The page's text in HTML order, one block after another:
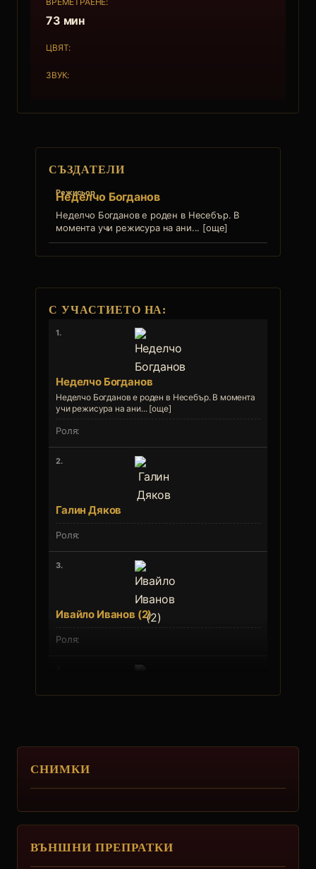
73 мин
ЦВЯТ:
ЗВУК:
СЪЗДАТЕЛИ
Режисьор
Неделчо Богданов
Неделчо Богданов е роден в Несебър. В
момента учи режисура на ани... [още]
С УЧАСТИЕТО НА:
1.
Неделчо Богданов
Неделчо Богданов е роден в Несебър. В момента
учи режисура на ани... [още]
2.
Галин Дяков
3.
Ивайло Иванов (2)
5.
Иван Милушев (2)
СНИМКИ
ВЪНШНИ ПРЕПРАТКИ